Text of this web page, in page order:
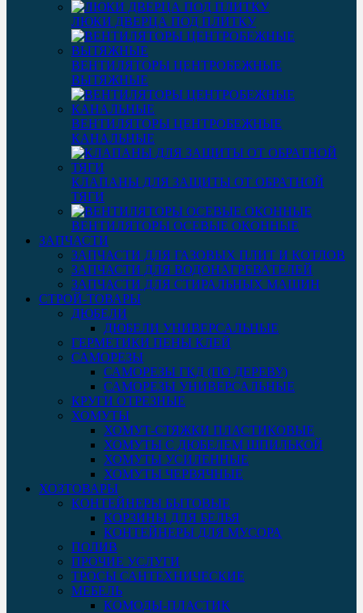
ЛЮКИ ДВЕРЦА ПОД ПЛИТКУ
ВЕНТИЛЯТОРЫ ЦЕНТРОБЕЖНЫЕ
ВЫТЯЖНЫЕ
ВЕНТИЛЯТОРЫ ЦЕНТРОБЕЖНЫЕ
КАНАЛЬНЫЕ
КЛАПАНЫ ДЛЯ ЗАЩИТЫ ОТ ОБРАТНОЙ
ТЯГИ
ВЕНТИЛЯТОРЫ ОСЕВЫЕ ОКОННЫЕ
ЗАПЧАСТИ
ЗАПЧАСТИ ДЛЯ ГАЗОВЫХ ПЛИТ И КОТЛОВ
ЗАПЧАСТИ ДЛЯ ВОДОНАГРЕВАТЕЛЕЙ
ЗАПЧАСТИ ДЛЯ СТИРАЛЬНЫХ МАШИН
СТРОЙ-ТОВАРЫ
ДЮБЕЛИ
ДЮБЕЛИ УНИВЕРСАЛЬНЫЕ
ГЕРМЕТИКИ ПЕНЫ КЛЕЙ
САМОРЕЗЫ
САМОРЕЗЫ ГКД (ПО ДЕРЕВУ)
САМОРЕЗЫ УНИВЕРСАЛЬНЫЕ
КРУГИ ОТРЕЗНЫЕ
ХОМУТЫ
ХОМУТ-СТЯЖКИ ПЛАСТИКОВЫЕ
ХОМУТЫ С ДЮБЕЛЕМ ШПИЛЬКОЙ
ХОМУТЫ УСИЛЕННЫЕ
ХОМУТЫ ЧЕРВЯЧНЫЕ
ХОЗТОВАРЫ
КОНТЕЙНЕРЫ БЫТОВЫЕ
КОРЗИНЫ ДЛЯ БЕЛЬЯ
КОНТЕЙНЕРЫ ДЛЯ МУСОРА
ПОЛИВ
ПРОЧИЕ УСЛУГИ
ТРОСЫ САНТЕХНИЧЕСКИЕ
МЕБЕЛЬ
КОМОДЫ-ПЛАСТИК